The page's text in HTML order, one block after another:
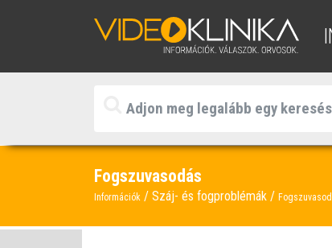
Fogszuvasodás
Információk Száj- és fogproblémák